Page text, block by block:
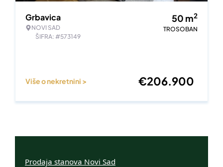
Grbavica
NOVI SAD
ŠIFRA: #573149
50 m2
TROSOBAN
Više o nekretnini > €206.900
Prodaja stanova Novi Sad